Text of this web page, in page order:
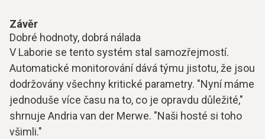
Závěr
Dobré hodnoty, dobrá nálada
V Laborie se tento systém stal samozřejmostí.
Automatické monitorování dává týmu jistotu, že jsou
dodržovány všechny kritické parametry. "Nyní máme
jednoduše více času na to, co je opravdu důležité,"
shrnuje Andria van der Merwe. "Naši hosté si toho
všimli."